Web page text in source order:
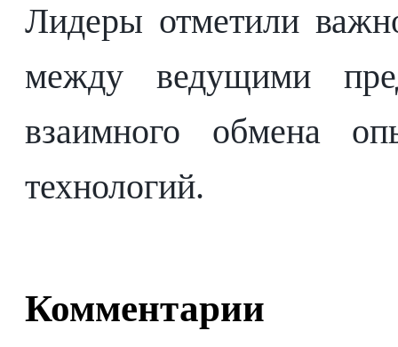
Лидеры отметили
между ведущими
взаимного обмена
технологий.
Комментарии